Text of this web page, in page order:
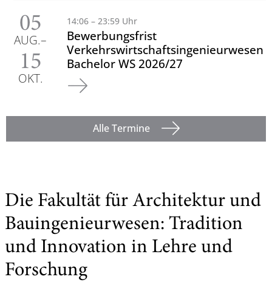
05
AUG.
15
OKT.
14:06 – 23:59 Uhr
Bewerbungsfrist
Verkehrswirtschaftsingenieurwesen
Bachelor WS 2026/27
Alle Termine
Die Fakultät für Architektur und
Bauingenieurwesen: Tradition
und Innovation in Lehre und
Forschung